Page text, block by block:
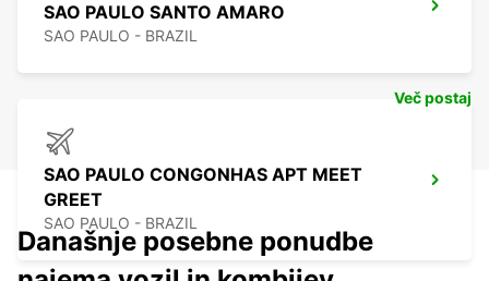
SAO PAULO SANTO AMARO
SAO PAULO - BRAZIL
SAO PAULO CONGONHAS APT MEET
GREET
SAO PAULO - BRAZIL
Več postaj
Današnje posebne ponudbe